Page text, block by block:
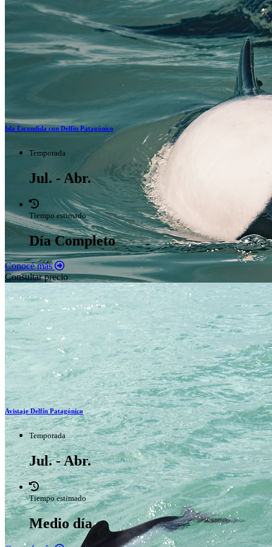
Isla Escondida con Delfín Patagónico
Temporada
Jul. - Abr.
Tiempo estimado
Día Completo
Conocé más
Consultar precio
Avistaje Delfín Patagónico
Temporada
Jul. - Abr.
Tiempo estimado
Medio día